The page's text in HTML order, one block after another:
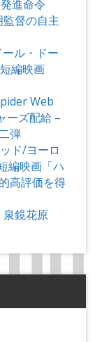
進命令
督の自主
ル・ドー
編映画
Web
ーズ配給 –
弾
ド/ヨーロ
編映画「ハ
高評価を得
泉鏡花原